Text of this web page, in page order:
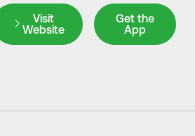
Get the
Get the
Website
Visit Website